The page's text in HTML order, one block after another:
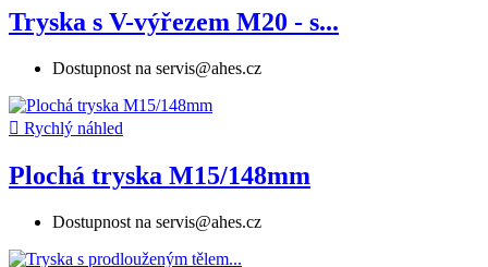
Tryska s V-výřezem M20 - s...
Dostupnost na servis@ahes.cz
 Rychlý náhled
Plochá tryska M15/148mm
Dostupnost na servis@ahes.cz